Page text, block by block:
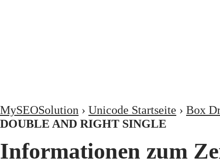
MySEOSolution › Unicode Startseite › Box
DOUBLE AND RIGHT SINGLE
Informationen zum